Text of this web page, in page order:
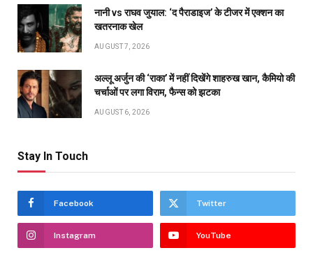
नानी vs राघव जुयाल: ‘द पैराडाइज’ के टीजर में एक्शन का
खतरनाक खेल
AUGUST 7, 2026
अल्लू अर्जुन की ‘राका’ में नहीं दिखेंगे शाहरुख खान, कैमियो की
चर्चाओं पर लगा विराम, फैन्स को झटका
AUGUST 6, 2026
Stay In Touch
Facebook Twitter
Instagram YouTube